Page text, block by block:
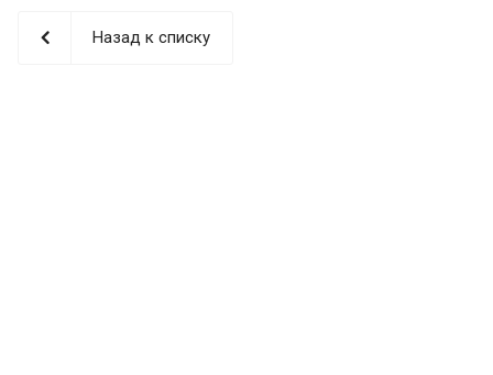
Назад к списку